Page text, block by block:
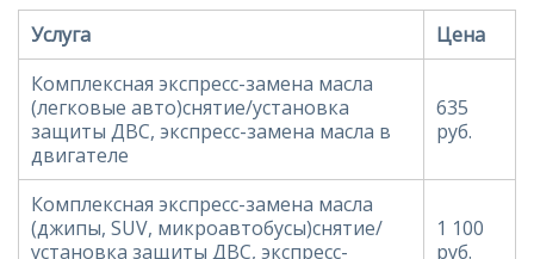
Услуга
Цена
Комплексная экспресс-замена масла
(легковые авто)снятие/установка
защиты ДВС, экспресс-замена масла в
двигателе
635
руб.
Комплексная экспресс-замена масла
(джипы, SUV, микроавтобусы)снятие/
установка защиты ДВС, экспресс-
1 100
руб.